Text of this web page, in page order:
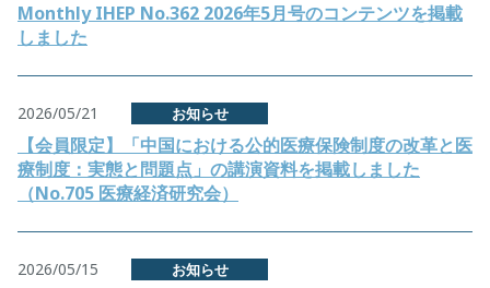
Monthly IHEP No.362 2026年5月号のコンテンツを掲載
しました
2026/05/21 お知らせ
【会員限定】「中国における公的医療保険制度の改革と医
療制度：実態と問題点」の講演資料を掲載しました
（No.705 医療経済研究会）
2026/05/15 お知らせ